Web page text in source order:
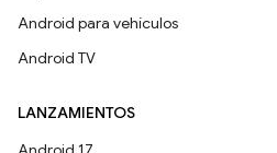
Android para vehículos
Android TV
LANZAMIENTOS